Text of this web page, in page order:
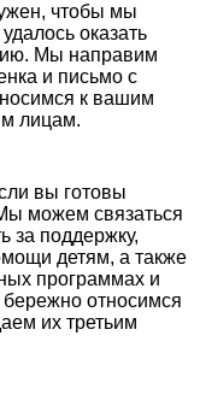
чтобы мы
оказать
Мы направим
и письмо с
к вашим
лицам.
вы готовы
можем связаться
за поддержку,
детям, а также
программах и
относимся
их третьим